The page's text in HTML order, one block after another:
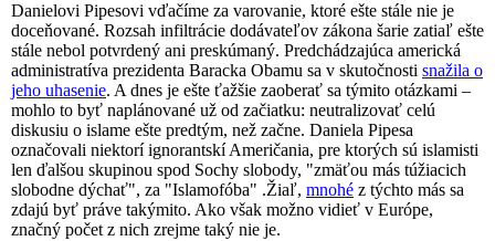
Danielovi Pipesovi vďačíme za varovanie, ktoré ešte stále nie je
doceňované. Rozsah infiltrácie dodávateľov zákona šarie zatiaľ ešte
stále nebol potvrdený ani preskúmaný. Predchádzajúca americká
administratíva prezidenta Baracka Obamu sa v skutočnosti snažila o
jeho uhasenie. A dnes je ešte ťažšie zaoberať sa týmito otázkami –
mohlo to byť naplánované už od začiatku: neutralizovať celú
diskusiu o islame ešte predtým, než začne. Daniela Pipesa
označovali niektorí ignorantskí Američania, pre ktorých sú islamisti
len ďalšou skupinou spod Sochy slobody, "zmäťou más túžiacich
slobodne dýchať", za "Islamofóba" .Žiaľ, mnohé z týchto más sa
zdajú byť práve takýmito. Ako však možno vidieť v Európe,
značný počet z nich zrejme taký nie je.